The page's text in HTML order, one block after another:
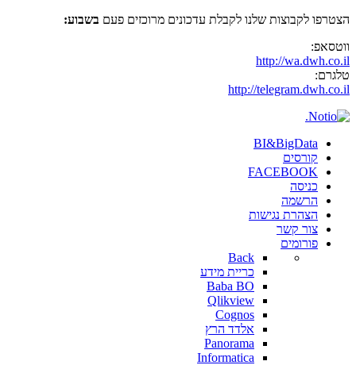
הצטרפו לקבוצות שלנו לקבלת עדכונים מרוכזים פעם בשבוע:
ווטסאפ:
http://wa.dwh.co.il
טלגרם:
http://telegram.dwh.co.il
BI&BigData
קורסים
FACEBOOK
כניסה
הרשמה
הצהרת נגישות
צור קשר
פורומים
Back
כריית מידע
Baba BO
Qlikview
Cognos
אלדד הרץ
Panorama
Informatica